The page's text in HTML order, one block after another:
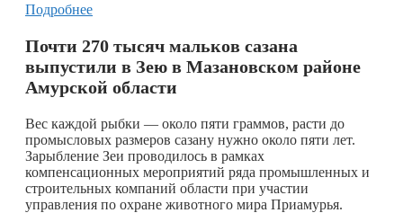
Подробнее
Почти 270 тысяч мальков сазана
выпустили в Зею в Мазановском районе
Амурской области
Вес каждой рыбки — около пяти граммов, расти до
промысловых размеров сазану нужно около пяти лет.
Зарыбление Зеи проводилось в рамках
компенсационных мероприятий ряда промышленных и
строительных компаний области при участии
управления по охране животного мира Приамурья.